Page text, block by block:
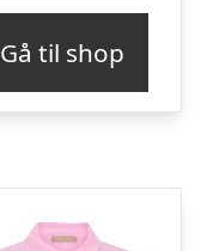
Gå til shop